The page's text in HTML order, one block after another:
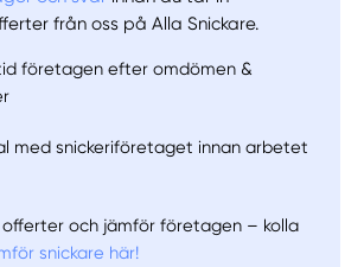
från oss på Alla Snickare.
företagen efter omdömen &
med snickeriföretaget innan arbetet
offerter och jämför företagen – kolla
snickare här!